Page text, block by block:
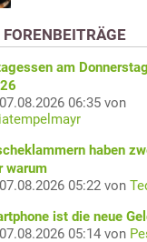
FORENBEITRÄGE
am
06:35 von
haben
warum
05:22 von
ist die neue
05:14 von